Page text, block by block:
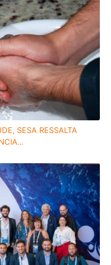
SESA RESSALTA